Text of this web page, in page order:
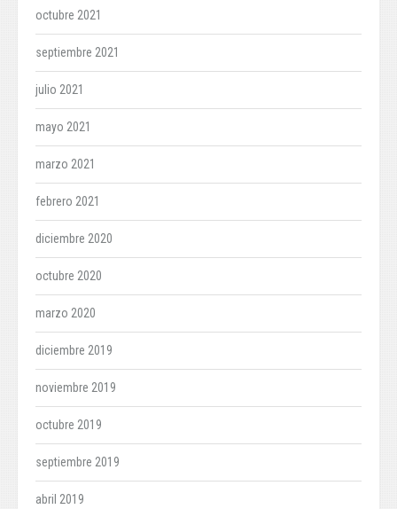
octubre 2021
septiembre 2021
julio 2021
mayo 2021
marzo 2021
febrero 2021
diciembre 2020
octubre 2020
marzo 2020
diciembre 2019
noviembre 2019
octubre 2019
septiembre 2019
abril 2019